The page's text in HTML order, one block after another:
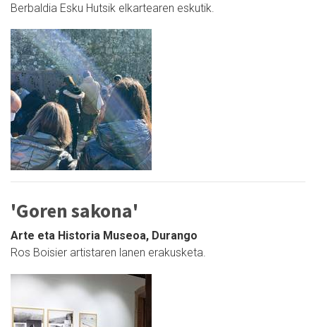
Berbaldia Esku Hutsik elkartearen eskutik.
'Goren sakona'
Arte eta Historia Museoa, Durango
Ros Boisier artistaren lanen erakusketa.